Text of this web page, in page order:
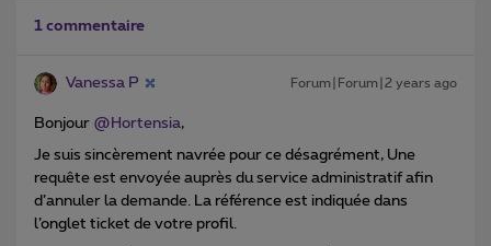
1 commentaire
Vanessa P Forum|Forum|2 years ago
Bonjour @Hortensia,
Je suis sincèrement navrée pour ce désagrément, Une
requête est envoyée auprès du service administratif afin
d’annuler la demande.
La référence est indiquée dans
l’onglet ticket de votre profil.